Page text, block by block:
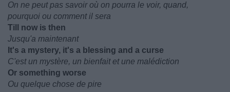
On ne peut pas savoir où on pourra le voir, quand,
pourquoi ou comment il sera
Till now is then
Jusqu'a maintenant
It's a mystery, it's a blessing and a curse
C'est un mystère, un bienfait et une malédiction
Or something worse
Ou quelque chose de pire